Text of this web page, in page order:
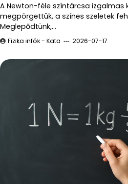
A Newton-féle színtárcsa izgalmas
megpörgettük, a színes szeletek
Meglepődtünk,…
Fizika infók - Kata 2026-07-17